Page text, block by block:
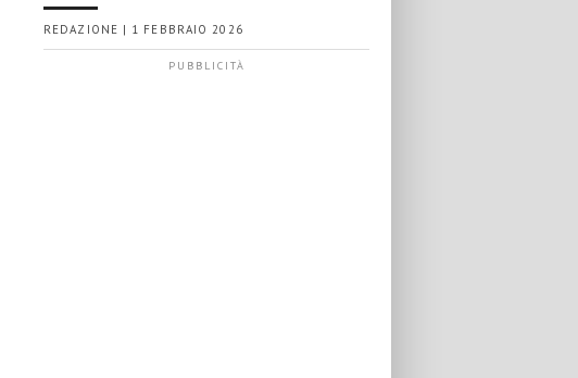
REDAZIONE | 1 FEBBRAIO 2026